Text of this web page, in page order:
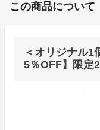
この商品について
＜オリジナル1
5％OFF】限定